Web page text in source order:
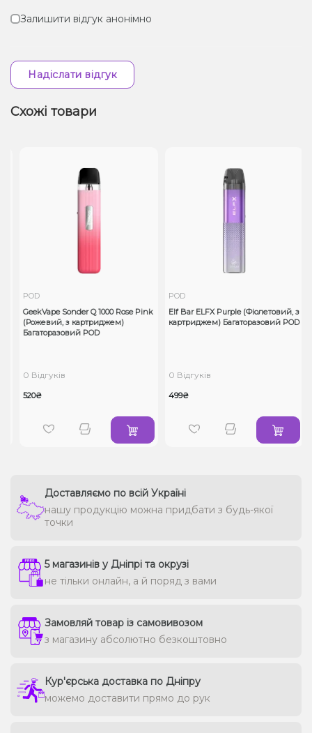
Залишити відгук анонімно
Надіслати відгук
Схожі товари
POD
GeekVape Sonder Q 1000 Rose Pink
(Рожевий, з картриджем)
Багаторазовий POD
0 Відгуків
520₴
POD
Elf Bar ELFX Purple (Фіолетовий, з
картриджем) Багаторазовий POD
0 Відгуків
499₴
Доставляємо по всій Україні
нашу продукцію можна придбати з будь-якої
точки
5 магазинів у Дніпрі та окрузі
не тільки онлайн, а й поряд з вами
Замовляй товар із самовивозом
з магазину абсолютно безкоштовно
Кур'єрська доставка по Дніпру
можемо доставити прямо до рук